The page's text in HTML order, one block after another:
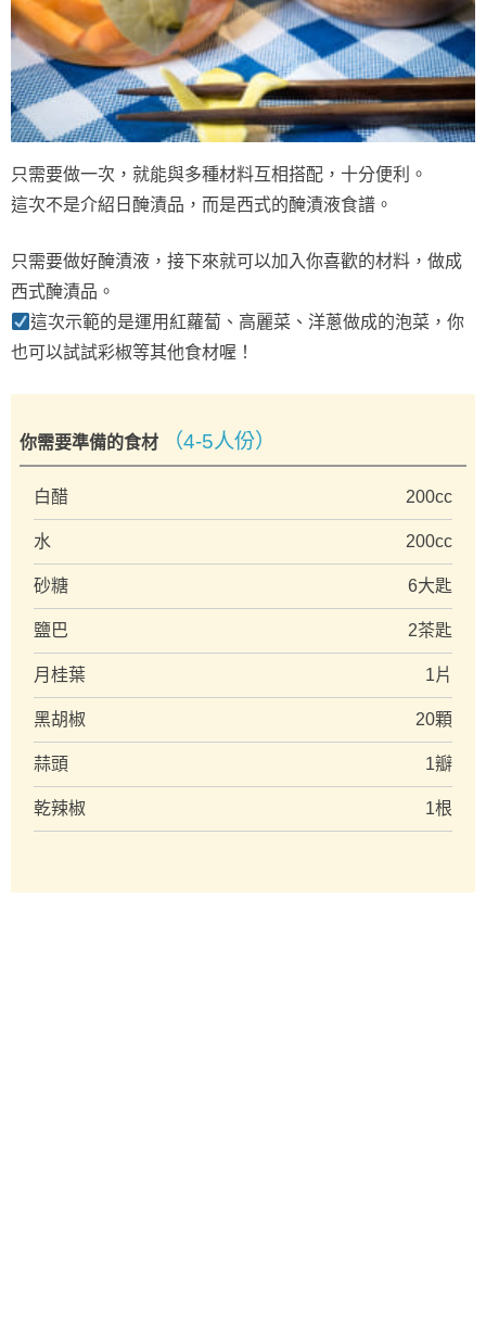
只需要做一次，就能與多種材料互相搭配，十分便利。
這次不是介紹日醃漬品，而是西式的醃漬液食譜。
只需要做好醃漬液，接下來就可以加入你喜歡的材料，做成
西式醃漬品。
這次示範的是運用紅蘿蔔、高麗菜、洋蔥做成的泡菜，你
也可以試試彩椒等其他食材喔！
你需要準備的食材 （4-5人份）
白醋 200cc
水 200cc
砂糖 6大匙
鹽巴 2茶匙
月桂葉 1片
黑胡椒 20顆
蒜頭 1瓣
乾辣椒 1根